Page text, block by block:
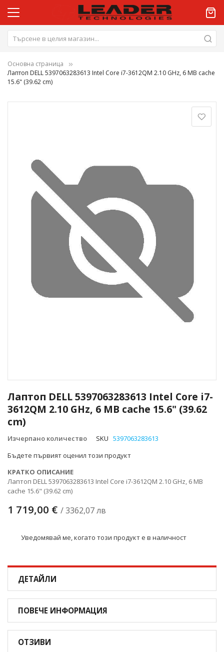
Основна страница
Лаптоп DELL 5397063283613 Intel Core i7-3612QM 2.10 GHz, 6 MB cache
15.6" (39.62 cm)
Лаптоп DELL 5397063283613 Intel Core i7-
3612QM 2.10 GHz, 6 MB cache 15.6" (39.62
cm)
Изчерпано количество SKU 5397063283613
Бъдете първият оценил този продукт
КРАТКО ОПИСАНИЕ
Лаптоп DELL 5397063283613 Intel Core i7-3612QM 2.10 GHz, 6 MB
cache 15.6" (39.62 cm)
1 719,00 € / 3362,07 лв
Уведомявай ме, когато този продукт е в наличност
изображенията
към
началото
на
галерия
снимки
ДЕТАЙЛИ
ПОВЕЧЕ ИНФОРМАЦИЯ
ОТЗИВИ